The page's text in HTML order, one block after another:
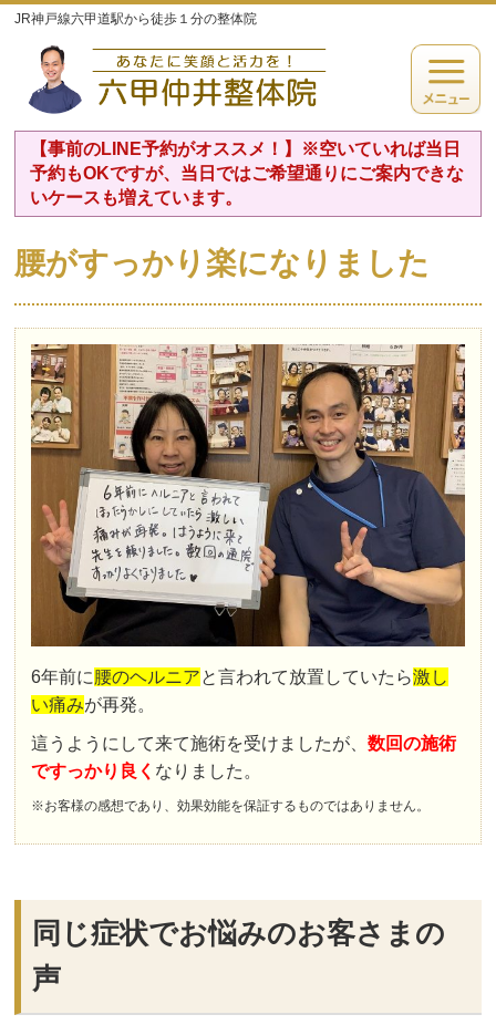
JR神戸線六甲道駅から徒歩１分の整体院
【事前のLINE予約がオススメ！】※空いていれば当日
予約もOKですが、当日ではご希望通りにご案内できな
いケースも増えています。
腰がすっかり楽になりました
6年前に腰のヘルニアと言われて放置していたら激し
い痛みが再発。
這うようにして来て施術を受けましたが、数回の施術
ですっかり良く なりました。
※お客様の感想であり、効果効能を保証するものではありません。
同じ症状でお悩みのお客さまの
声